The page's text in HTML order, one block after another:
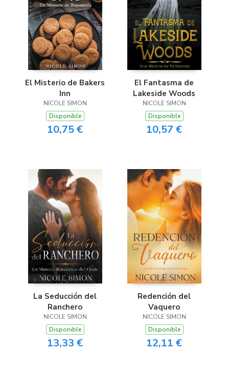
El Misterio de Bakers
Inn
NICOLE SIMON
Disponible
10,75 €
El Fantasma de
Lakeside Woods
NICOLE SIMON
Disponible
10,57 €
La Seducción del
Ranchero
NICOLE SIMON
Disponible
13,33 €
Redención del
Vaquero
NICOLE SIMON
Disponible
12,11 €